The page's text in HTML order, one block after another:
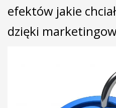
efektów jakie
dzięki